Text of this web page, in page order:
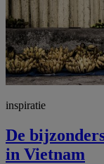
inspiratie
De
in Vietnam